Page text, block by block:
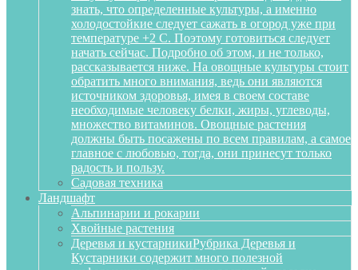
знать, что определенные культуры, а именно
холодостойкие следует сажать в огород уже при
температуре +2 С. Поэтому готовиться следует
начать сейчас. Подробно об этом, и не только,
рассказывается ниже. На овощные культуры стоит
обратить много внимания, ведь они являются
источником здоровья, имея в своем составе
необходимые человеку белки, жиры, углеводы,
множество витаминов. Овощные растения
должны быть посажены по всем правилам, а самое
главное с любовью, тогда, они принесут только
радость и пользу.
Садовая техника
Ландшафт
Альпинарии и рокарии
Хвойные растения
Деревья и кустарникиРубрика Деревья и
Кустарники содержит много полезной